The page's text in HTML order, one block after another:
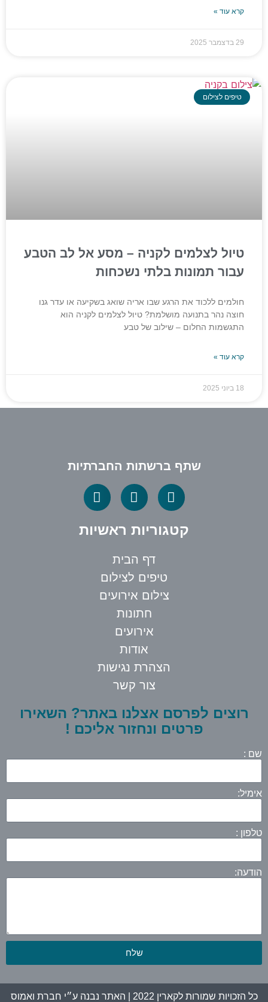
קרא עוד »
29 בדצמבר 2025
טיפים לצילום
טיול לצלמים לקניה – מסע אל לב הטבע
עבור תמונות בלתי נשכחות
חולמים ללכוד את הרגע שבו אריה שואג בשקיעה או עדר גנו
חוצה נהר בתנועה מושלמת? טיול לצלמים לקניה הוא
התגשמות החלום – שילוב של טבע
קרא עוד »
18 ביוני 2025
שתף ברשתות החברתיות
קטגוריות ראשיות
דף הבית
טיפים לצילום
צילום אירועים
חתונות
אירועים
אודות
הצהרת נגישות
צור קשר
רוצים לפרסם אצלנו באתר? השאירו
פרטים ונחזור אליכם !
שם :
אימיל:
טלפון :
הודעה:
שלח
כל הזכויות שמורות לקארין 2022 | האתר נבנה ע״י חברת ואמוס